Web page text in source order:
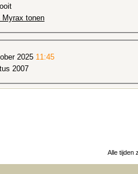
Myrax tonen
2025 11:45
2007
Alle tijden